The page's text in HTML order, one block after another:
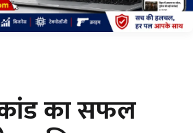
का सफल